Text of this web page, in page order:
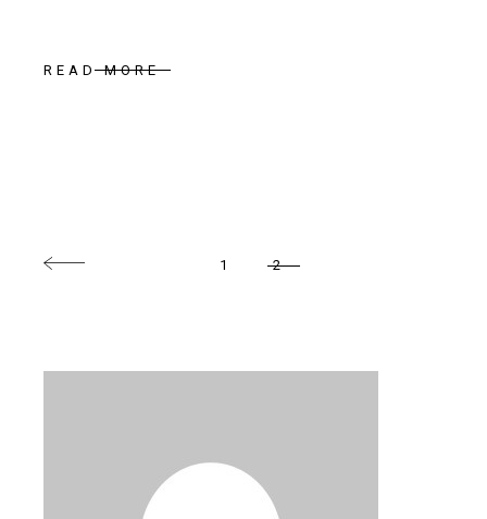
READ MORE
NAVIGATION
ARTICLES
1 2